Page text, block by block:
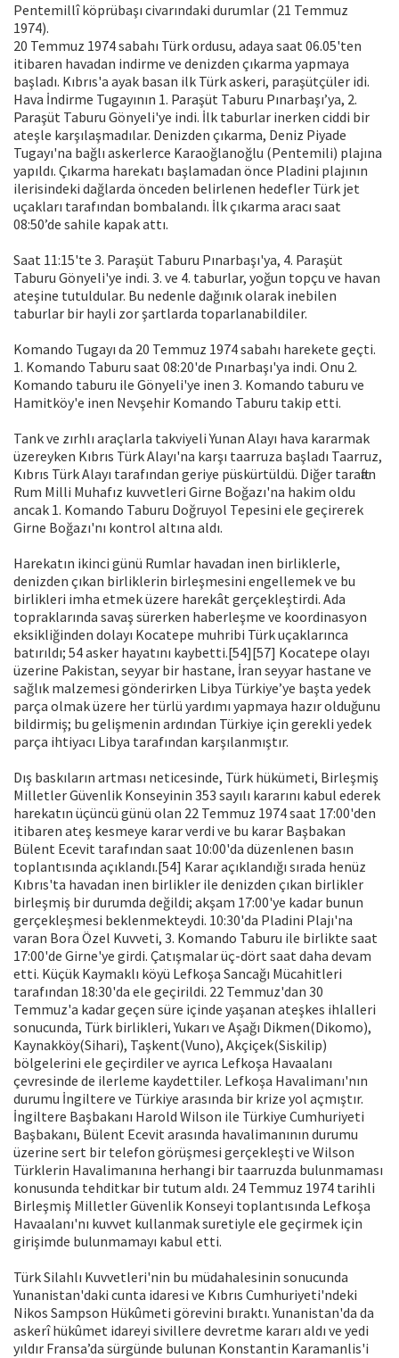
Pentemillî köprübaşı civarındaki durumlar (21 Temmuz
1974).
20 Temmuz 1974 sabahı Türk ordusu, adaya saat 06.05'ten
itibaren havadan indirme ve denizden çıkarma yapmaya
başladı. Kıbrıs'a ayak basan ilk Türk askeri, paraşütçüler idi.
Hava İndirme Tugayının 1. Paraşüt Taburu Pınarbaşı’ya, 2.
Paraşüt Taburu Gönyeli'ye indi. İlk taburlar inerken ciddi bir
ateşle karşılaşmadılar. Denizden çıkarma, Deniz Piyade
Tugayı'na bağlı askerlerce Karaoğlanoğlu (Pentemili) plajına
yapıldı. Çıkarma harekatı başlamadan önce Pladini plajının
ilerisindeki dağlarda önceden belirlenen hedefler Türk jet
uçakları tarafından bombalandı. İlk çıkarma aracı saat
08:50’de sahile kapak attı.
Saat 11:15'te 3. Paraşüt Taburu Pınarbaşı'ya, 4. Paraşüt
Taburu Gönyeli'ye indi. 3. ve 4. taburlar, yoğun topçu ve havan
ateşine tutuldular. Bu nedenle dağınık olarak inebilen
taburlar bir hayli zor şartlarda toparlanabildiler.
Komando Tugayı da 20 Temmuz 1974 sabahı harekete geçti.
1. Komando Taburu saat 08:20'de Pınarbaşı'ya indi. Onu 2.
Komando taburu ile Gönyeli'ye inen 3. Komando taburu ve
Hamitköy'e inen Nevşehir Komando Taburu takip etti.
Tank ve zırhlı araçlarla takviyeli Yunan Alayı hava kararmak
üzereyken Kıbrıs Türk Alayı'na karşı taarruza başladı Taarruz,
Kıbrıs Türk Alayı tarafından geriye püskürtüldü. Diğer taraftan
Rum Milli Muhafız kuvvetleri Girne Boğazı'na hakim oldu
ancak 1. Komando Taburu Doğruyol Tepesini ele geçirerek
Girne Boğazı'nı kontrol altına aldı.
Harekatın ikinci günü Rumlar havadan inen birliklerle,
denizden çıkan birliklerin birleşmesini engellemek ve bu
birlikleri imha etmek üzere harekât gerçekleştirdi. Ada
topraklarında savaş sürerken haberleşme ve koordinasyon
eksikliğinden dolayı Kocatepe muhribi Türk uçaklarınca
batırıldı; 54 asker hayatını kaybetti.[54][57] Kocatepe olayı
üzerine Pakistan, seyyar bir hastane, İran seyyar hastane ve
sağlık malzemesi gönderirken Libya Türkiye’ye başta yedek
parça olmak üzere her türlü yardımı yapmaya hazır olduğunu
bildirmiş; bu gelişmenin ardından Türkiye için gerekli yedek
parça ihtiyacı Libya tarafından karşılanmıştır.
Dış baskıların artması neticesinde, Türk hükümeti, Birleşmiş
Milletler Güvenlik Konseyinin 353 sayılı kararını kabul ederek
harekatın üçüncü günü olan 22 Temmuz 1974 saat 17:00'den
itibaren ateş kesmeye karar verdi ve bu karar Başbakan
Bülent Ecevit tarafından saat 10:00'da düzenlenen basın
toplantısında açıklandı.[54] Karar açıklandığı sırada henüz
Kıbrıs'ta havadan inen birlikler ile denizden çıkan birlikler
birleşmiş bir durumda değildi; akşam 17:00'ye kadar bunun
gerçekleşmesi beklenmekteydi. 10:30'da Pladini Plajı'na
varan Bora Özel Kuvveti, 3. Komando Taburu ile birlikte saat
17:00'de Girne'ye girdi. Çatışmalar üç-dört saat daha devam
etti. Küçük Kaymaklı köyü Lefkoşa Sancağı Mücahitleri
tarafından 18:30'da ele geçirildi. 22 Temmuz'dan 30
Temmuz'a kadar geçen süre içinde yaşanan ateşkes ihlalleri
sonucunda, Türk birlikleri, Yukarı ve Aşağı Dikmen(Dikomo),
Kaynakköy(Sihari), Taşkent(Vuno), Akçiçek(Siskilip)
bölgelerini ele geçirdiler ve ayrıca Lefkoşa Havaalanı
çevresinde de ilerleme kaydettiler. Lefkoşa Havalimanı'nın
durumu İngiltere ve Türkiye arasında bir krize yol açmıştır.
İngiltere Başbakanı Harold Wilson ile Türkiye Cumhuriyeti
Başbakanı, Bülent Ecevit arasında havalimanının durumu
üzerine sert bir telefon görüşmesi gerçekleşti ve Wilson
Türklerin Havalimanına herhangi bir taarruzda bulunmaması
konusunda tehditkar bir tutum aldı. 24 Temmuz 1974 tarihli
Birleşmiş Milletler Güvenlik Konseyi toplantısında Lefkoşa
Havaalanı'nı kuvvet kullanmak suretiyle ele geçirmek için
girişimde bulunmamayı kabul etti.
Türk Silahlı Kuvvetleri'nin bu müdahalesinin sonucunda
Yunanistan'daki cunta idaresi ve Kıbrıs Cumhuriyeti'ndeki
Nikos Sampson Hükûmeti görevini bıraktı. Yunanistan'da da
askerî hükûmet idareyi sivillere devretme kararı aldı ve yedi
yıldır Fransa’da sürgünde bulunan Konstantin Karamanlis'i